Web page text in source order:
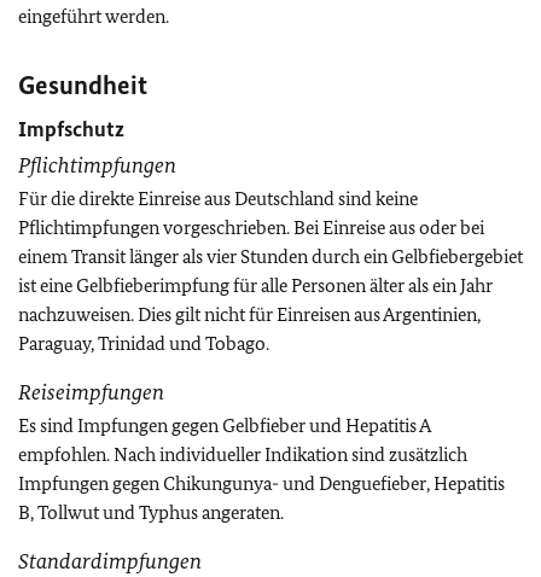
eingeführt werden.
Gesundheit
Impfschutz
Pflichtimpfungen
Für die direkte Einreise aus Deutschland sind keine
Pflichtimpfungen vorgeschrieben. Bei Einreise aus oder bei
einem Transit länger als vier Stunden durch ein Gelbfiebergebiet
ist eine Gelbfieberimpfung für alle Personen älter als ein Jahr
nachzuweisen. Dies gilt nicht für Einreisen aus Argentinien,
Paraguay, Trinidad und Tobago.
Reiseimpfungen
Es sind Impfungen gegen Gelbfieber und Hepatitis A
empfohlen. Nach individueller Indikation sind zusätzlich
Impfungen gegen Chikungunya- und Denguefieber, Hepatitis
B, Tollwut und Typhus angeraten.
Standardimpfungen